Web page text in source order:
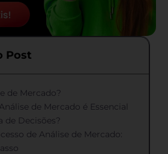
Post
de Mercado?
de Mercado é Essencial
de Decisões?
de Análise de Mercado: